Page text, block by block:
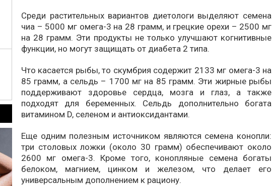
Среди растительных вариантов диетологи выделяют семена
чиа – 5000 мг омега-3 на 28 грамм, и грецкие орехи – 2500 мг
на 28 грамм. Эти продукты не только улучшают когнитивные
функции, но могут защищать от диабета 2 типа.
Что касается рыбы, то скумбрия содержит 2133 мг омега-3 на
85 грамм, а сельдь – 1700 мг на 85 грамм. Эти жирные рыбы
поддерживают здоровье сердца, мозга и глаз, а также
подходят для беременных. Сельдь дополнительно богата
витамином D, селеном и антиоксидантами.
Еще одним полезным источником являются семена конопли:
три столовых ложки (около 30 грамм) обеспечивают около
2600 мг омега-3. Кроме того, конопляные семена богаты
белоком, магнием, цинком и железом, что делает его
универсальным дополнением к рациону.